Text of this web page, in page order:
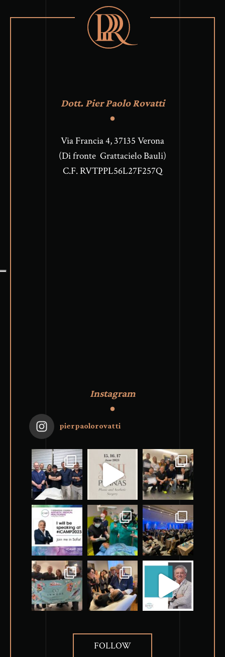
Dott. Pier Paolo Rovatti
Via Francia 4, 37135 Verona
(Di fronte Grattacielo Bauli)
C.F. RVTPPL56L27F257Q
Instagram
pierpaolorovatti
FOLLOW